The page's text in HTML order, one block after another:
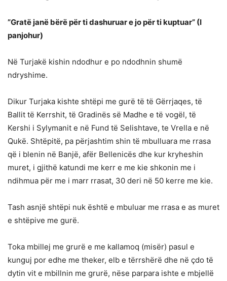
”Gratë janë bërë për ti dashuruar e jo për ti kuptuar” (I
panjohur)
Në Turjakë kishin ndodhur e po ndodhnin shumë
ndryshime.
Dikur Turjaka kishte shtëpi me gurë të të Gërrjaqes, të
Ballit të Kerrshit, të Gradinës së Madhe e të vogël, të
Kershi i Sylymanit e në Fund të Selishtave, te Vrella e në
Qukë. Shtëpitë, pa përjashtim shin të mbulluara me rrasa
që i blenin në Banjë, afër Bellenicës dhe kur kryheshin
muret, i gjithë katundi me kerr e me kie shkonin me i
ndihmua për me i marr rrasat, 30 deri në 50 kerre me kie.
Tash asnjë shtëpi nuk është e mbuluar me rrasa e as muret
e shtëpive me gurë.
Toka mbillej me grurë e me kallamoq (misër) pasul e
kunguj por edhe me theker, elb e tërrshërë dhe në çdo të
dytin vit e mbillnin me grurë, nëse parpara ishte e mbjellë